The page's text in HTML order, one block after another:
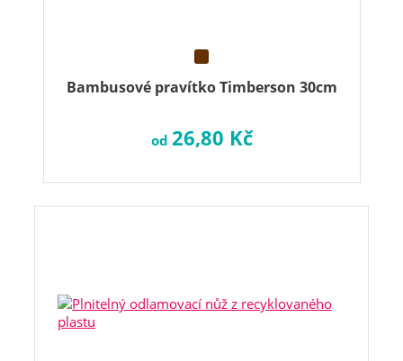
Bambusové pravítko Timberson 30cm
od 26,80 Kč